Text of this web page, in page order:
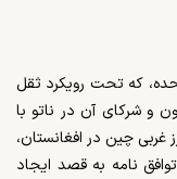
که تحت رویکرد ثقل
و شرکای آن در ناتو با
غربی چین در افغانستان،
نامه به قصد ایجاد